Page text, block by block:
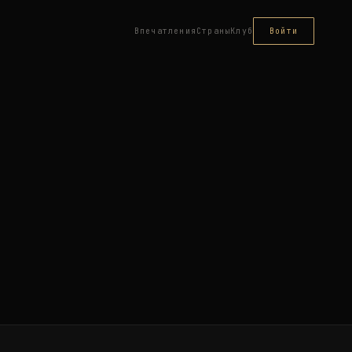
Впечатления СтраныКлуб Войти